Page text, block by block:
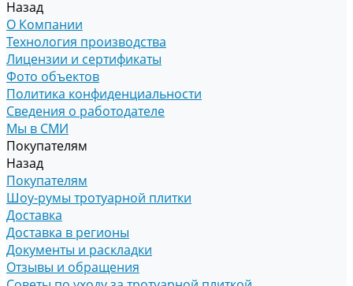
Назад
О Компании
Технология производства
Лицензии и сертификаты
Фото объектов
Политика конфиденциальности
Сведения о работодателе
Мы в СМИ
Покупателям
Назад
Покупателям
Шоу-румы тротуарной плитки
Доставка
Доставка в регионы
Документы и раскладки
Отзывы и обращения